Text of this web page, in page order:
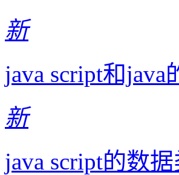
新
java script和
新
java script的数